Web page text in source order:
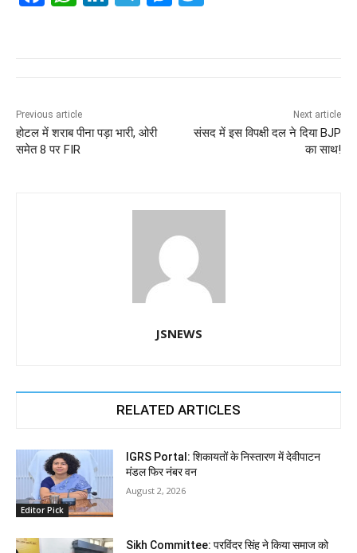
o
o
p
p
m
Previous article
होटल में शराब पीना पड़ा भारी, ओरी
समेत 8 पर FIR
Next article
संसद में इस विपक्षी दल ने दिया BJP
का साथ!
JSNEWS
RELATED ARTICLES
Editor Pick
IGRS Portal: शिकायतों के निस्तारण में देवीपाटन
मंडल फिर नंबर वन
August 2, 2026
Sikh Committee: परविंदर सिंह ने किया समाज को